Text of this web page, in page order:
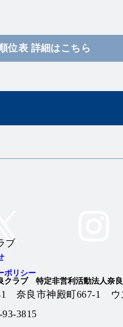
位表 詳細はこちら
ポリシー
クラブ 特定非営利活動法人奈
奈良市神殿町667-1
3815